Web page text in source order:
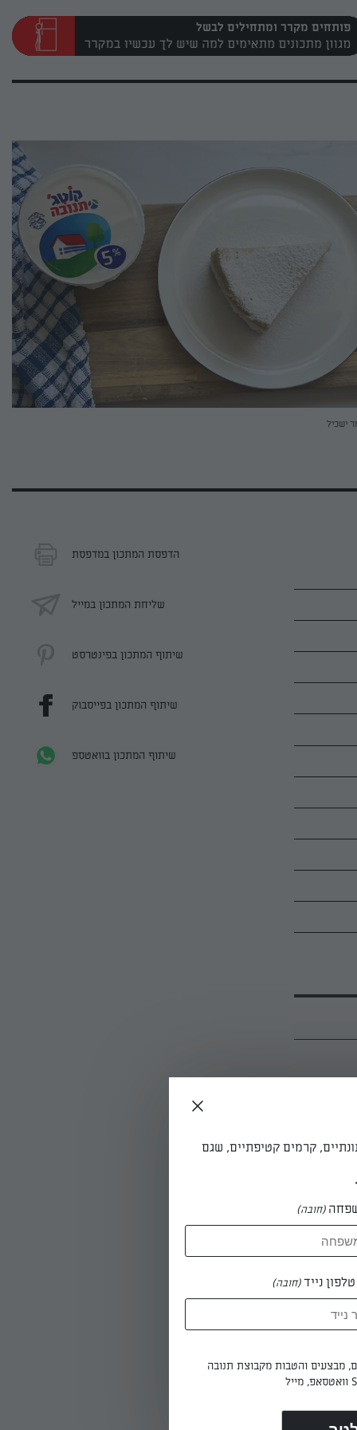
פותחים מקרר ומתחילים לבשל
ישכיל
חשוב
צריכים להיות יציבים
הדפסת המתכון במדפסת
שליחת המתכון במייל
שיתוף המתכון בפינטרסט
שיתוף המתכון בפייסבוק
שיתוף המתכון בוואטספ
קרמים קטיפתיים, שגם
(חובה)
נייד(חובה)
מבצעים והטבות מקבוצת תנובה